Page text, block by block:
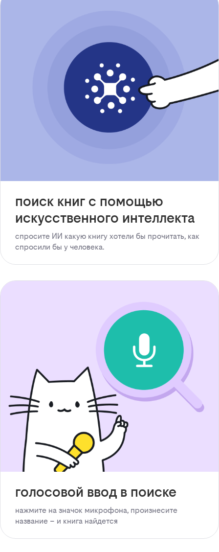
поиск книг с помощью
искусственного интеллекта
спросите ИИ какую книгу хотели бы прочитать, как
спросили бы у человека.
голосовой ввод в поиске
нажмите на значок микрофона, произнесите
название – и книга найдется